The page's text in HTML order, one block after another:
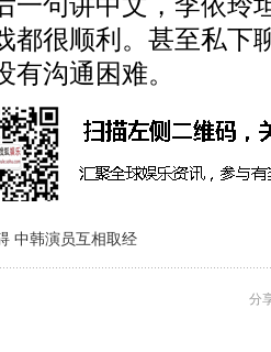
都很顺利。甚至私下
沟通困难。
中韩演员互相取经
分